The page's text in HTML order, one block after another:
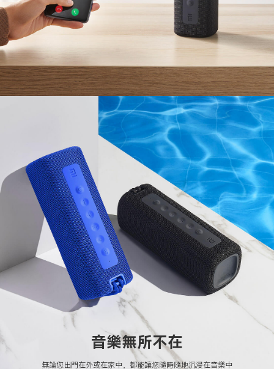
音樂無所不在
無論您出門在外或在家中，都能讓您隨時隨地沉浸在音樂中